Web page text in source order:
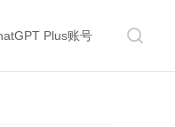
Plus账号